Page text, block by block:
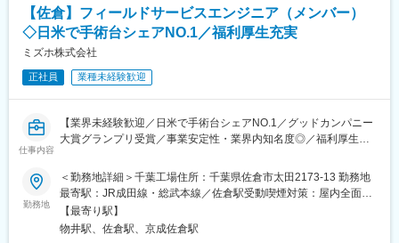
◇ 経験を活かし、医療特化型物件の管理スキルをさらに磨ける
クリニック・薬局・介護施設など、医療用途ならではの制約や配
慮点を踏まえた管理が求められる環境です。
診療への影響を最小限に抑えた修繕計画や、利用者導線・衛生面
「医療サービスを止めない」ための管理を通じ、社会インフラを
支える存在として長期的に活躍できるポジションです。
※当社は現場非常駐で、現場をお任せしている職長さんに指示を出
し、工事が順調に動いているか確認する形になります。内勤がメ
インになりますので、巡回管理で働きやすい環境です。
■組織構成
３名（40代前半、60代２名）が在籍しております。
■働き方
・年間休日120日（土日祝休み）
・案件は関東圏内のため出張は基本的になし（既存顧客が地方進
出する際に稀に発生する程度／千葉エリア中心）
■入社後のフォローについて
【佐倉】フィールドサービスエンジニア（メンバー）
◇日米で手術台シェアNO.1／福利厚生充実
ミズホ株式会社
正社員 業種未経験歓迎
仕事内容
【業界未経験歓迎／日米で手術台シェアNO.1／グッドカンパニー
大賞グランプリ受賞／事業安定性・業界内知名度◎／福利厚生充
【業務概要】
■当社は100年を超える医療機器メーカーで、世界的なトップクラ
スシェア製品を持つ安定企業です。
■フィールドサービスエンジニアとして、大学病院や地域の基幹病
勤務地
＜勤務地詳細＞千葉工場住所：千葉県佐倉市太田2173-13 勤務地
最寄駅：JR成田線・総武本線／佐倉駅受動喫煙対策：屋内全面禁
煙変更の範囲：会社の定める事業所
【最寄り駅】
物井駅、佐倉駅、京成佐倉駅